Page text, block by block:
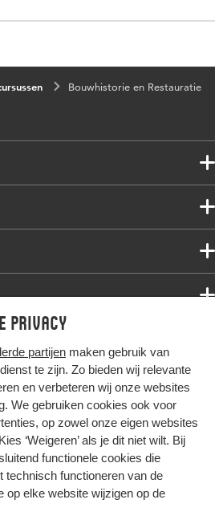
privacy
partijen maken gebruik van
te zijn. Zo bieden wij relevante
en verbeteren wij onze websites
We gebruiken cookies ook voor
op zowel onze eigen websites
‘Weigeren’ als je dit niet wilt. Bij
functionele cookies die
technisch functioneren van de
op elke website wijzigen op de
Bouwhistorie en Restauratie
alles samen